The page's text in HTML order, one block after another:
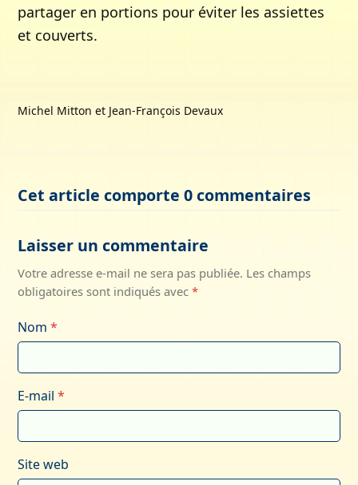
partager en portions pour éviter les assiettes
et couverts.
Michel Mitton et Jean-François Devaux
Cet article comporte 0 commentaires
Laisser un commentaire
Votre adresse e-mail ne sera pas publiée. Les champs
obligatoires sont indiqués avec*
Nom*
E-mail*
Site web